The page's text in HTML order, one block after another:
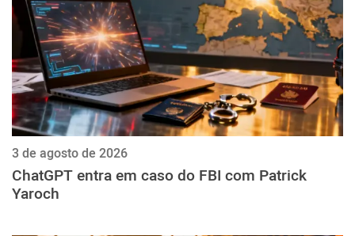
3 de agosto de 2026
ChatGPT entra em caso do FBI com Patrick
Yaroch